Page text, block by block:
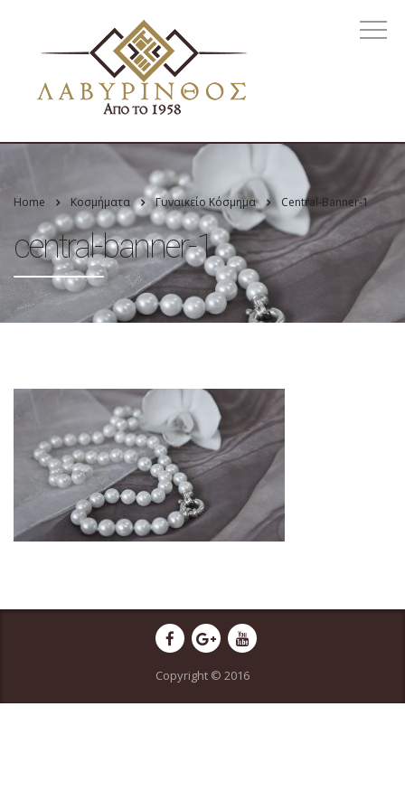
Home Κοσμήματα Γυναικείο Κόσμημα Central-Banner-1
central-banner-1
Copyright © 2016